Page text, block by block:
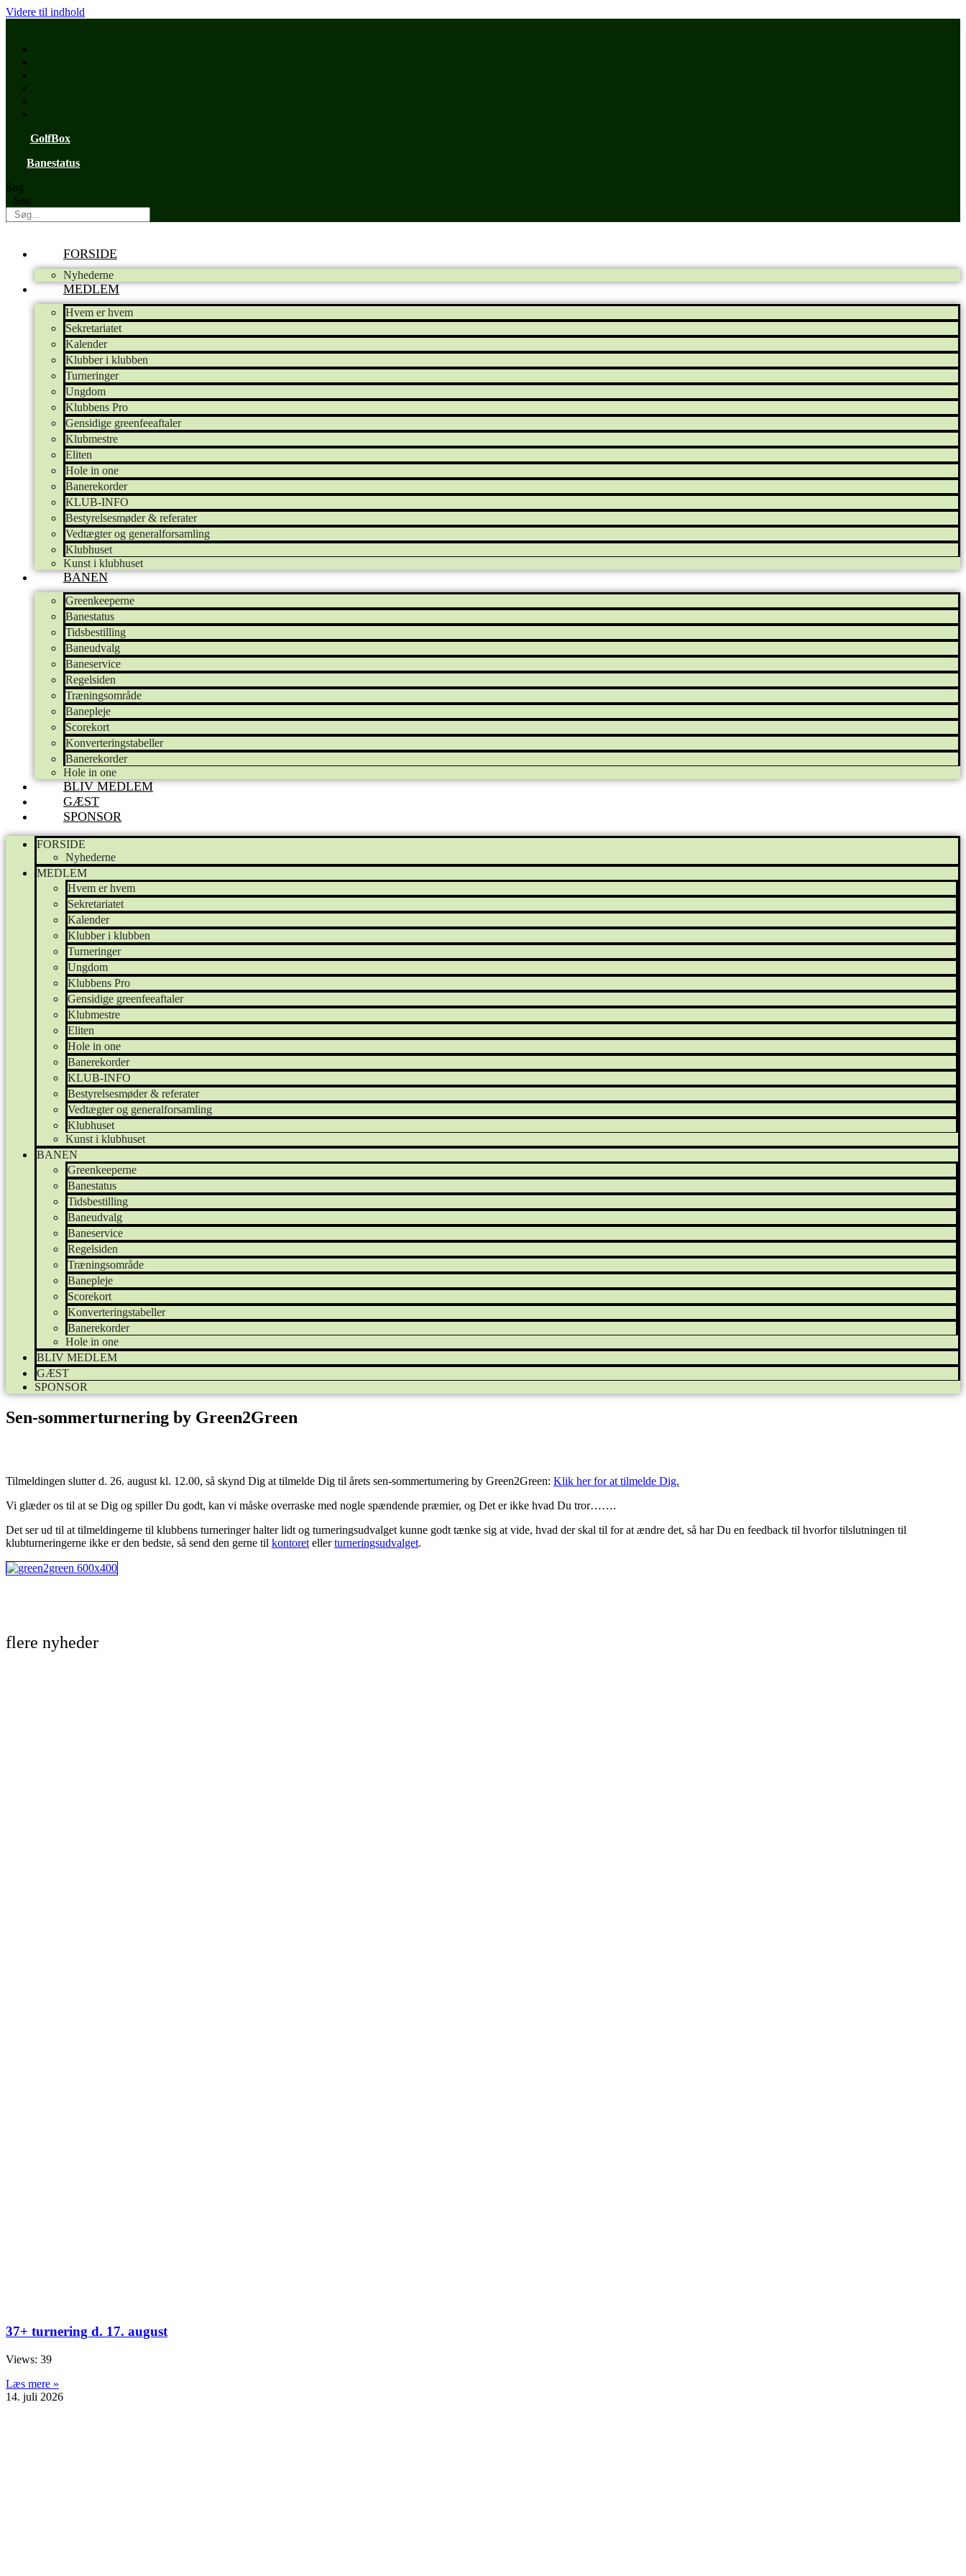
Videre til indhold
GolfBox
Banestatus
Søg
Søg
FORSIDE
Nyhederne
MEDLEM
Hvem er hvem
Sekretariatet
Kalender
Klubber i klubben
Turneringer
Ungdom
Klubbens Pro
Gensidige greenfeeaftaler
Klubmestre
Eliten
Hole in one
Banerekorder
KLUB-INFO
Bestyrelsesmøder & referater
Vedtægter og generalforsamling
Klubhuset
Kunst i klubhuset
BANEN
Greenkeeperne
Banestatus
Tidsbestilling
Baneudvalg
Baneservice
Regelsiden
Træningsområde
Banepleje
Scorekort
Konverteringstabeller
Banerekorder
Hole in one
BLIV MEDLEM
GÆST
SPONSOR
FORSIDE
Nyhederne
MEDLEM
Hvem er hvem
Sekretariatet
Kalender
Klubber i klubben
Turneringer
Ungdom
Klubbens Pro
Gensidige greenfeeaftaler
Klubmestre
Eliten
Hole in one
Banerekorder
KLUB-INFO
Bestyrelsesmøder & referater
Vedtægter og generalforsamling
Klubhuset
Kunst i klubhuset
BANEN
Greenkeeperne
Banestatus
Tidsbestilling
Baneudvalg
Baneservice
Regelsiden
Træningsområde
Banepleje
Scorekort
Konverteringstabeller
Banerekorder
Hole in one
BLIV MEDLEM
GÆST
SPONSOR
Sen-sommerturnering by Green2Green
Tilmeldingen slutter d. 26. august kl. 12.00, så skynd Dig at tilmelde Dig til årets sen-sommerturnering by Green2Green: Klik her for at tilmelde Dig.
Vi glæder os til at se Dig og spiller Du godt, kan vi måske overraske med nogle spændende præmier, og Det er ikke hvad Du tror…….
Det ser ud til at tilmeldingerne til klubbens turneringer halter lidt og turneringsudvalget kunne godt tænke sig at vide, hvad der skal til for at ændre det, så har Du en feedback til hvorfor tilslutningen til
klubturneringerne ikke er den bedste, så send den gerne til kontoret ellerturneringsudvalget.
flere nyheder
37+ turnering d. 17. august
Views: 39
Læs mere »
14. juli 2026